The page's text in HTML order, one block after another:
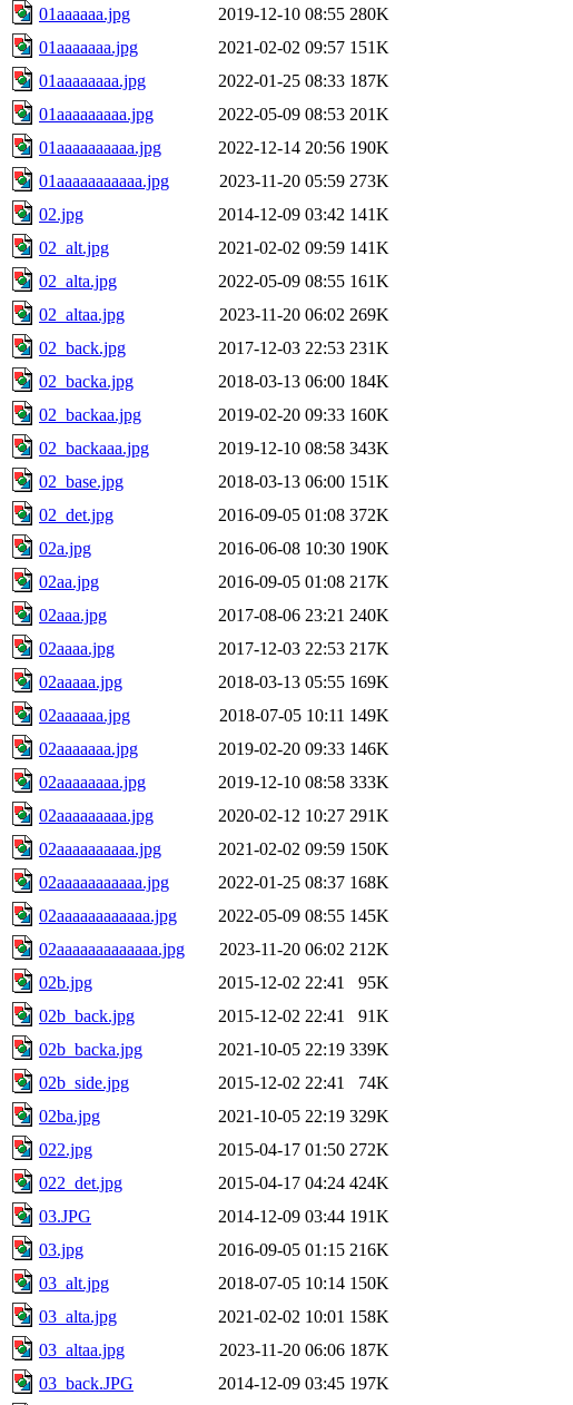
01aaaaaa.jpg
2019-12-10 08:55 280K
01aaaaaaa.jpg
2021-02-02 09:57 151K
01aaaaaaaa.jpg
2022-01-25 08:33 187K
01aaaaaaaaa.jpg
2022-05-09 08:53 201K
01aaaaaaaaaa.jpg
2022-12-14 20:56 190K
01aaaaaaaaaaa.jpg
2023-11-20 05:59 273K
02.jpg
2014-12-09 03:42 141K
02_alt.jpg
2021-02-02 09:59 141K
02_alta.jpg
2022-05-09 08:55 161K
02_altaa.jpg
2023-11-20 06:02 269K
02_back.jpg
2017-12-03 22:53 231K
02_backa.jpg
2018-03-13 06:00 184K
02_backaa.jpg
2019-02-20 09:33 160K
02_backaaa.jpg
2019-12-10 08:58 343K
02_base.jpg
2018-03-13 06:00 151K
02_det.jpg
2016-09-05 01:08 372K
02a.jpg
2016-06-08 10:30 190K
02aa.jpg
2016-09-05 01:08 217K
02aaa.jpg
2017-08-06 23:21 240K
02aaaa.jpg
2017-12-03 22:53 217K
02aaaaa.jpg
2018-03-13 05:55 169K
02aaaaaa.jpg
2018-07-05 10:11 149K
02aaaaaaa.jpg
2019-02-20 09:33 146K
02aaaaaaaa.jpg
2019-12-10 08:58 333K
02aaaaaaaaa.jpg
2020-02-12 10:27 291K
02aaaaaaaaaa.jpg
2021-02-02 09:59 150K
02aaaaaaaaaaa.jpg
2022-01-25 08:37 168K
02aaaaaaaaaaaa.jpg
2022-05-09 08:55 145K
02aaaaaaaaaaaaa.jpg
2023-11-20 06:02 212K
02b.jpg
2015-12-02 22:41
95K
02b_back.jpg
2015-12-02 22:41
91K
02b_backa.jpg
2021-10-05 22:19 339K
02b_side.jpg
2015-12-02 22:41
74K
02ba.jpg
2021-10-05 22:19 329K
022.jpg
2015-04-17 01:50 272K
022_det.jpg
2015-04-17 04:24 424K
03.JPG
2014-12-09 03:44 191K
03.jpg
2016-09-05 01:15 216K
03_alt.jpg
2018-07-05 10:14 150K
03_alta.jpg
2021-02-02 10:01 158K
03_altaa.jpg
2023-11-20 06:06 187K
03_back.JPG
2014-12-09 03:45 197K